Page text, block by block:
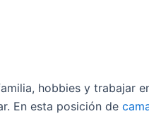
hobbies y trabajar
En esta posición de